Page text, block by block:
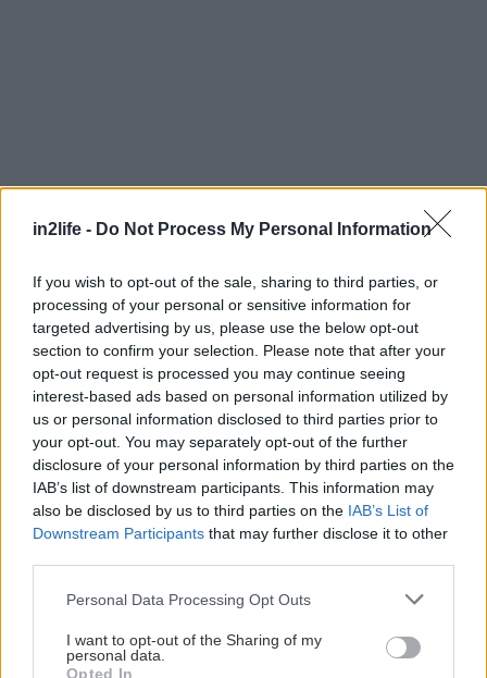
in2life - Do Not Process My Personal Information
If you wish to opt-out of the sale, sharing to third parties, or
processing of your personal or sensitive information for
targeted advertising by us, please use the below opt-out
section to confirm your selection. Please note that after your
opt-out request is processed you may continue seeing
interest-based ads based on personal information utilized by
us or personal information disclosed to third parties prior to
your opt-out. You may separately opt-out of the further
disclosure of your personal information by third parties on the
IAB’s list of downstream participants. This information may
also be disclosed by us to third parties on the IAB’s List of
Downstream Participants that may further disclose it to other
Please note that this website/app uses one or more Google
not limited to your visit or usage behaviour. You may click to
grant or deny consent to Google and its third-party tags to
Personal Data Processing Opt Outs
I want to opt-out of the Sharing of my
personal data.
Opted In
Διαβάστε επίσης
Αναζήτηση
για...